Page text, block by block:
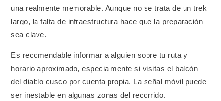
una realmente memorable. Aunque no se trata de un trek
largo, la falta de infraestructura hace que la preparación
sea clave.
Es recomendable informar a alguien sobre tu ruta y
horario aproximado, especialmente si visitas el balcón
del diablo cusco por cuenta propia. La señal móvil puede
ser inestable en algunas zonas del recorrido.